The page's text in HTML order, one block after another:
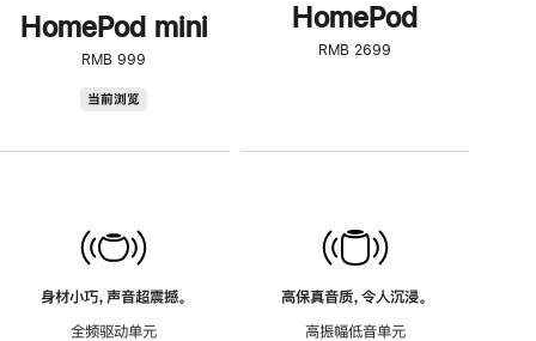
HomePod mini
RMB 999
当前浏览
身材小巧，声音超震撼。
全频驱动单元
HomePod
RMB 2699
高保真音质，令人沉浸。
高振幅低音单元